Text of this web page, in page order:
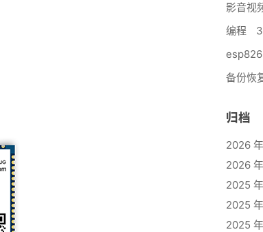
影音视
编程
备份恢
归档
2026
2026
2025
2025
2025